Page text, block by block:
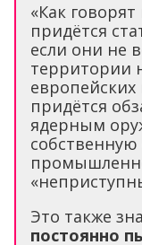
«Как
придётся
если они не
территории
придётся
ядерным
Это также
постоянно